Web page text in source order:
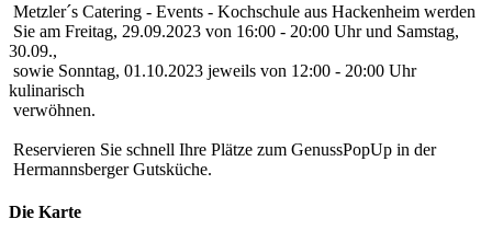
Metzler´s Catering - Events - Kochschule aus Hackenheim werden
Sie am Freitag, 29.09.2023 von 16:00 - 20:00 Uhr und Samstag,
30.09.,
sowie Sonntag, 01.10.2023 jeweils von 12:00 - 20:00 Uhr
kulinarisch
verwöhnen.
Reservieren Sie schnell Ihre Plätze zum GenussPopUp in der
Hermannsberger Gutsküche.
Die Karte